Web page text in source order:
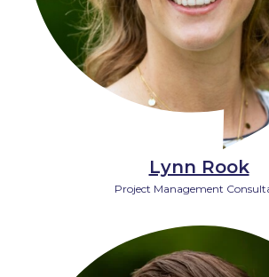
Lynn Rook
Project Management